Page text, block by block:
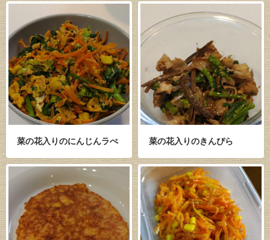
菜の花入りのにんじんラぺ 菜の花入りのきんぴら